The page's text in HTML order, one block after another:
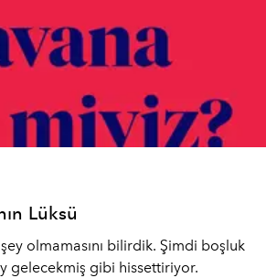
Lüksü
olmamasını bilirdik. Şimdi boşluk
gelecekmiş gibi hissettiriyor.